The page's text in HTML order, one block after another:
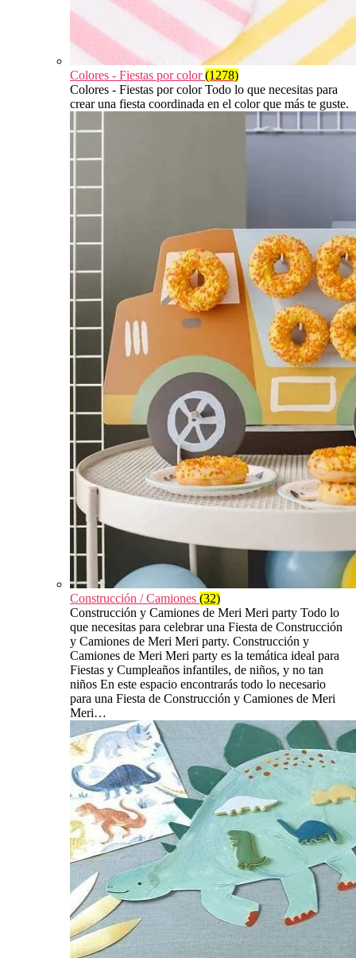
Colores - Fiestas por color(1278)
Colores - Fiestas por color Todo lo que necesitas para
crear una fiesta coordinada en el color que más te guste.
Construcción / Camiones (32)
Construcción y Camiones de Meri Meri party Todo lo
que necesitas para celebrar una Fiesta de Construcción
y Camiones de Meri Meri party. Construcción y
Camiones de Meri Meri party es la temática ideal para
Fiestas y Cumpleaños infantiles, de niños, y no tan
niños En este espacio encontrarás todo lo necesario
para una Fiesta de Construcción y Camiones de Meri
Meri…